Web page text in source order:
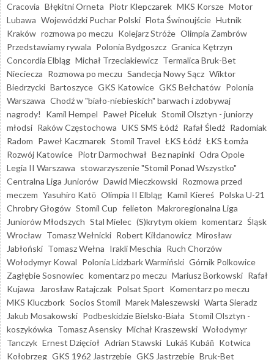
Cracovia Błękitni Orneta Piotr Klepczarek MKS Korsze Motor
Lubawa Wojewódzki Puchar Polski Flota Świnoujście Hutnik
Kraków rozmowa po meczu Kolejarz Stróże Olimpia Zambrów
Przedstawiamy rywala Polonia Bydgoszcz Granica Kętrzyn
Concordia Elbląg Michał Trzeciakiewicz Termalica Bruk-Bet
Nieciecza Rozmowa po meczu Sandecja Nowy Sącz Wiktor
Biedrzycki Bartoszyce GKS Katowice GKS Bełchatów Polonia
Warszawa Chodź w "biało-niebieskich" barwach i zdobywaj
nagrody!
Kamil Hempel Paweł Piceluk Stomil Olsztyn - juniorzy
młodsi Raków Częstochowa UKS SMS Łódź Rafał Śledź Radomiak
Radom Paweł Kaczmarek Stomil Travel ŁKS Łódź ŁKS Łomża
Rozwój Katowice Piotr Darmochwał Bez napinki Odra Opole
Legia II Warszawa stowarzyszenie "Stomil Ponad Wszystko"
Centralna Liga Juniorów Dawid Mieczkowski Rozmowa przed
meczem Yasuhiro Katō Olimpia II Elbląg Kamil Kiereś Polska U-21
Chrobry Głogów Stomil Cup felieton Makroregionalna Liga
Juniorów Młodszych Stal Mielec (S)krytym okiem komentarz Śląsk
Wrocław Tomasz Wełnicki Robert Kiłdanowicz Mirosław
Jabłoński Tomasz Wełna Irakli Meschia Ruch Chorzów
Wołodymyr Kowal Polonia Lidzbark Warmiński Górnik Polkowice
Zagłębie Sosnowiec komentarz po meczu Mariusz Borkowski Rafał
Kujawa
Jarosław Ratajczak Polsat Sport Komentarz po meczu
MKS Kluczbork Socios Stomil Marek Maleszewski Warta Sieradz
Jakub Mosakowski Podbeskidzie Bielsko-Biała Stomil Olsztyn -
koszykówka Tomasz Asensky Michał Kraszewski Wołodymyr
Tanczyk Ernest Dzięcioł Adrian Stawski Lukáš Kubáň Kotwica
Kołobrzeg GKS 1962 Jastrzębie GKS Jastrzębie Bruk-Bet